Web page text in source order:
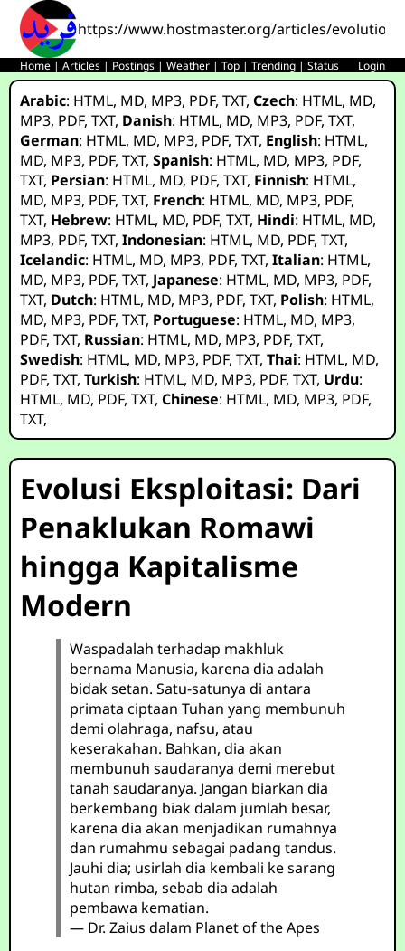
https://www.hostmaster.org/articles/
Home |Articles | Postings |Weather |Top |Trending |Status Login
Arabic: HTML, MD, MP3, PDF,TXT,Czech: HTML, MD,
MP3, PDF,TXT, Danish: HTML, MD, MP3, PDF,TXT,
German: HTML, MD, MP3, PDF,TXT, English: HTML,
MD, MP3, PDF,TXT,Spanish: HTML, MD, MP3, PDF,
TXT, Persian: HTML, MD, PDF,TXT, Finnish: HTML,
MD, MP3, PDF,TXT, French: HTML, MD, MP3, PDF,
TXT, Hebrew: HTML, MD, PDF,TXT, Hindi: HTML, MD,
MP3, PDF,TXT,Indonesian: HTML, MD, PDF,TXT,
Icelandic: HTML, MD, MP3, PDF,TXT,Italian: HTML,
MD, MP3, PDF,TXT, Japanese: HTML, MD, MP3, PDF,
TXT, Dutch: HTML, MD, MP3, PDF,TXT, Polish: HTML,
MD, MP3, PDF,TXT, Portuguese: HTML, MD, MP3,
PDF,TXT, Russian: HTML, MD, MP3, PDF,TXT,
Swedish: HTML, MD, MP3, PDF,TXT,Thai: HTML, MD,
PDF,TXT,Turkish: HTML, MD, MP3, PDF,TXT, Urdu:
HTML, MD, PDF,TXT,Chinese: HTML, MD, MP3, PDF,
TXT,
Evolusi Eksploitasi: Dari
Penaklukan Romawi
hingga Kapitalisme
Modern
Waspadalah terhadap makhluk
bernama Manusia, karena dia adalah
bidak setan. Satu-satunya di antara
primata ciptaan Tuhan yang membunuh
demi olahraga, nafsu, atau
keserakahan. Bahkan, dia akan
membunuh saudaranya demi merebut
tanah saudaranya. Jangan biarkan dia
berkembang biak dalam jumlah besar,
karena dia akan menjadikan rumahnya
dan rumahmu sebagai padang tandus.
Jauhi dia; usirlah dia kembali ke sarang
hutan rimba, sebab dia adalah
pembawa kematian.
— Dr. Zaius dalam Planet of the Apes